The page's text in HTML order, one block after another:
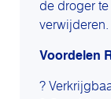
de droger
verwijderen.
Voordelen
?